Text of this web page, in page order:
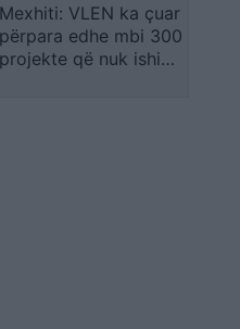
1,700
Mexhiti: VLEN ka çuar
përpara edhe mbi 300
projekte që nuk ishin